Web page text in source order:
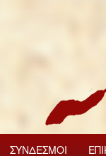
ΣΥΝΔΕΣΜΟΙ